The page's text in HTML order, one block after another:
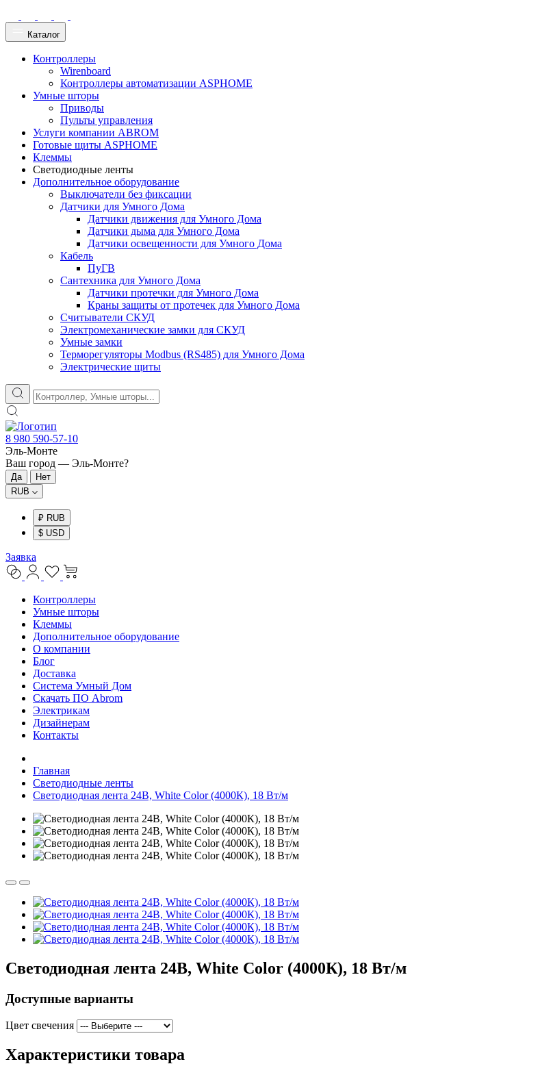
Каталог
Контроллеры
Wirenboard
Контроллеры автоматизации ASPHOME
Умные шторы
Приводы
Пульты управления
Услуги компании ABROM
Готовые щиты ASPHOME
Клеммы
Светодиодные ленты
Дополнительное оборудование
Выключатели без фиксации
Датчики для Умного Дома
Датчики движения для Умного Дома
Датчики дыма для Умного Дома
Датчики освещенности для Умного Дома
Кабель
ПуГВ
Сантехника для Умного Дома
Датчики протечки для Умного Дома
Краны защиты от протечек для Умного Дома
Считыватели СКУД
Электромеханические замки для СКУД
Умные замки
Терморегуляторы Modbus (RS485) для Умного Дома
Электрические щиты
8 980 590-57-10
Эль-Монте
Ваш город — Эль-Монте?
RUB
₽ RUB
$ USD
Заявка
Контроллеры
Умные шторы
Клеммы
Дополнительное оборудование
О компании
Блог
Доставка
Система Умный Дом
Скачать ПО Abrom
Электрикам
Дизайнерам
Контакты
Главная
Светодиодные ленты
Светодиодная лента 24В, White Color (4000К), 18 Вт/м
Светодиодная лента 24В, White Color (4000К), 18 Вт/м
Доступные варианты
Цвет свечения
Характеристики товара